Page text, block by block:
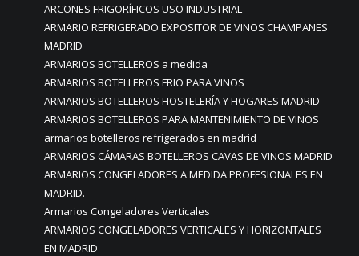
ARCONES FRIGORÍFICOS USO INDUSTRIAL
ARMARIO REFRIGERADO EXPOSITOR DE VINOS CHAMPANES
MADRID
ARMARIOS BOTELLEROS a medida
ARMARIOS BOTELLEROS FRIO PARA VINOS
ARMARIOS BOTELLEROS HOSTELERÍA Y HOGARES MADRID
ARMARIOS BOTELLEROS PARA MANTENIMIENTO DE VINOS
armarios botelleros refrigerados en madrid
ARMARIOS CÁMARAS BOTELLEROS CAVAS DE VINOS MADRID
ARMARIOS CONGELADORES A MEDIDA PROFESIONALES EN
MADRID.
Armarios Congeladores Verticales
ARMARIOS CONGELADORES VERTICALES Y HORIZONTALES
EN MADRID